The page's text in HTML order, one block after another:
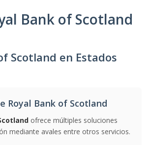
Bank of Scotland
Scotland en Estados
Royal Bank of Scotland
ofrece múltiples soluciones
mediante avales entre otros servicios.